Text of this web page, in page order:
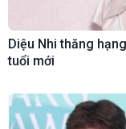
Diệu Nhi thăng
tuổi mới